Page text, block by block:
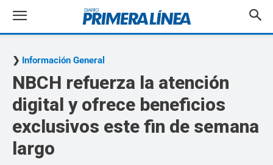
Información General
NBCH refuerza la atención
digital y ofrece beneficios
exclusivos este fin de semana
largo